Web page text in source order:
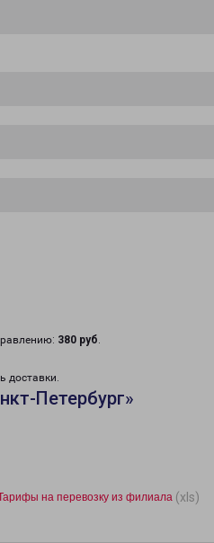
380 руб.
доставки.
Петербург»
на перевозку из филиала (xls)